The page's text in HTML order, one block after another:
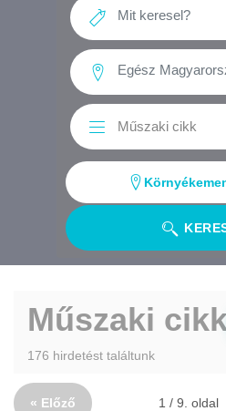
Műszaki
176 hirdetést találtunk
« Előző 1 / 9. oldal